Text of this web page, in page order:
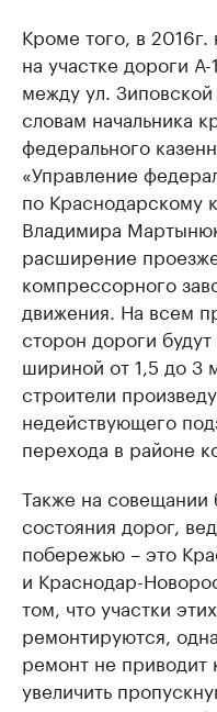
Кроме того, в
на участке дороги
между ул.
словам начальника
федерального
«Управление
по Краснодарскому
Владимира
расширение
компрессорного
движения. На всем
сторон дороги
шириной от 1,5 до 3
строители
недействующего
перехода в районе
Также на совещании
состояния дорог,
побережью – это
и Краснодар-
том, что участки
ремонтируются,
ремонт не приводит
увеличить